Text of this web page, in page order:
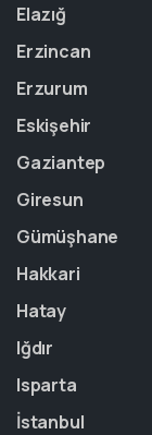
Elazığ
Erzincan
Erzurum
Eskişehir
Gaziantep
Giresun
Gümüşhane
Hakkari
Hatay
Iğdır
Isparta
İstanbul